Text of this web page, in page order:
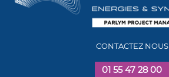
CONTACTEZ NOUS
01 55 47 28 00